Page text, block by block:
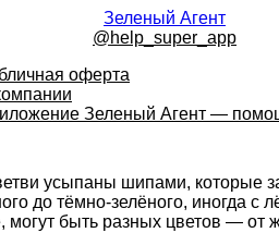
Зеленый Агент
@help_super_app
оферта
Зеленый Агент —
усыпаны шипами, которые
до тёмно-зелёного, иногда
быть разных цветов — от